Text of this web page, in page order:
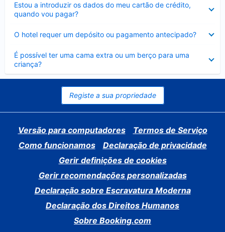
Estou a introduzir os dados do meu cartão de crédito,
quando vou pagar?
fechado
O hotel requer um depósito ou pagamento antecipado?
fechado
É possível ter uma cama extra ou um berço para uma
criança?
Elemento
fechado
Registe a sua propriedade
Versão para computadores
Termos de Serviço
Como funcionamos
Declaração de privacidade
Gerir definições de cookies
Gerir recomendações personalizadas
Declaração sobre Escravatura Moderna
Declaração dos Direitos Humanos
Sobre Booking.com